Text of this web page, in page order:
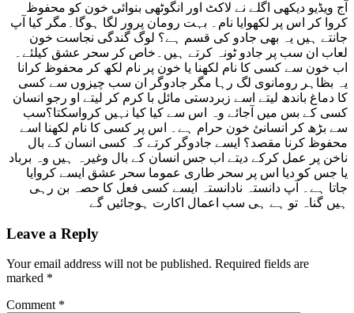
آج ویڈیو دیکھی اگلے نے لاکٹ اور انگوٹھی بنوائی خون کو محفوظ
کروا کر اس پر لکھوایا نام۔ بہت رومان پرور لگا ہوگا۔مگر کیا آپ
جانتے ہیں یہ بھی جادو کی قسم ہے؟ لوگ گندگی نجاست خون
لعاب ان سب پر جادو ٹونہ کرتے ہیں۔خاص کر سحر عشق کیلئے۔
اب خون سے کسی کا نام لکھنا یا خون پر نام لکھ کر محفوظ کرانا
یہ بظاہر رومانوی لگ رہا مگر جادوگر ان سب چیزوں سے کسی
کا دماغ باندھ لیتے اسے زبردستی مائل با کرم کر لیتے او رجو انسان
کسی کے بس میں آجائے وہ اس سے کیا کیا نہیں کرواسکتا؟سب
سے بڑھ کر انسانئ خون حرام ہے۔ اس پر کسی کا نام لکھنا اسے
محفوظ کرنا مقصد؟ ایسے جادوگر کرتے کہ کسی انسان کے بال
ناخن پر عمل کرکے دیتے اب جس انسان کے بال وغیرہ ہیں وہ برباد
یا جس کو دیا اس پر سحر طاری عموما سحر عشق ایسے کروایا
جاتا ہے۔ آپ دانستہ نادانستہ ایسے کسی فعل کا حصہ بن رہی
ہیں گناہ تو ہے ہی سب اعمال اکارت ہوجائیں گے
Leave a Reply
Your email address will not be published. Required fields are
marked *
Comment *